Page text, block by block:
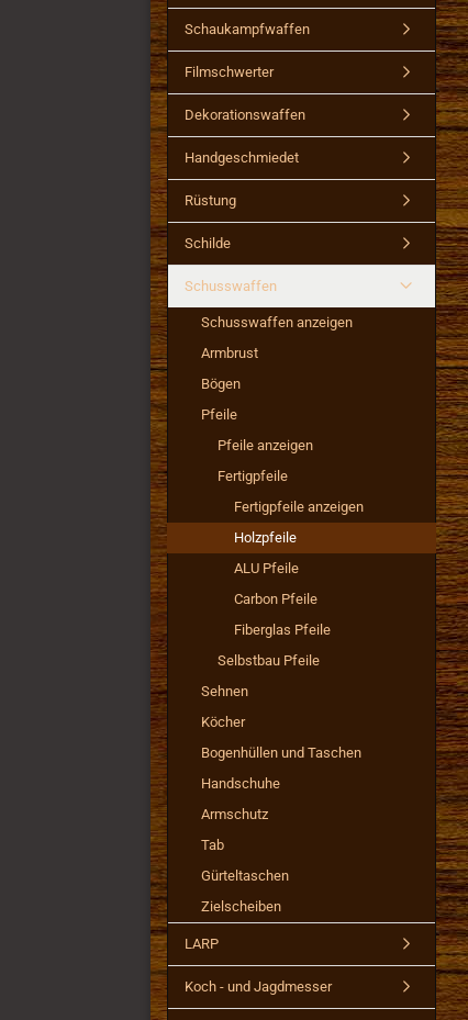
Schaukampfwaffen
Filmschwerter
Dekorationswaffen
Handgeschmiedet
Rüstung
Schilde
Schusswaffen
Schusswaffen anzeigen
Armbrust
Bögen
Pfeile
Pfeile anzeigen
Fertigpfeile
Fertigpfeile anzeigen
Holzpfeile
ALU Pfeile
Carbon Pfeile
Fiberglas Pfeile
Selbstbau Pfeile
Sehnen
Köcher
Bogenhüllen und Taschen
Handschuhe
Armschutz
Tab
Gürteltaschen
Zielscheiben
LARP
Koch - und Jagdmesser